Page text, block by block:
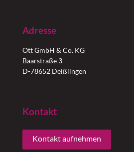
Adresse
Ott GmbH & Co. KG
Baarstraße 3
D-78652 Deißlingen
Kontakt
Kontakt aufnehmen